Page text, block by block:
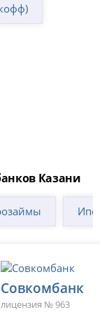
Казани
Совкомбанк
лицензия № 963